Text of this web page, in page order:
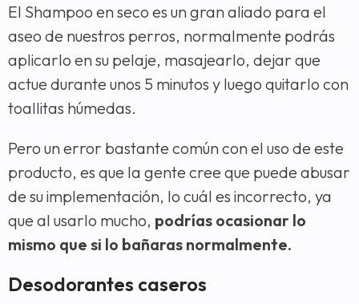
El Shampoo en seco es un gran aliado para el
aseo de nuestros perros, normalmente podrás
aplicarlo en su pelaje, masajearlo, dejar que
actue durante unos 5 minutos y luego quitarlo con
toallitas húmedas.
Pero un error bastante común con el uso de este
producto, es que la gente cree que puede abusar
de su implementación, lo cuál es incorrecto, ya
que al usarlo mucho, podrías ocasionar lo
mismo que si lo bañaras normalmente.
Desodorantes caseros